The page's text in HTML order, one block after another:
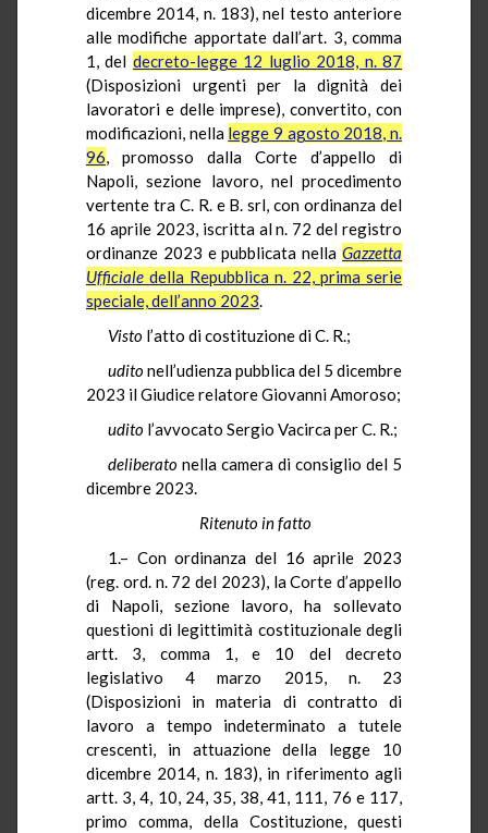
dicembre 2014, n. 183), nel testo anteriore
alle modifiche apportate dall’art. 3, comma
1, del decreto-legge 12 luglio 2018, n. 87
(Disposizioni urgenti per la dignità dei
lavoratori e delle imprese), convertito, con
modificazioni, nella legge 9 agosto 2018, n.
96, promosso dalla Corte d’appello di
Napoli, sezione lavoro, nel procedimento
vertente tra C. R. e B. srl, con ordinanza del
16 aprile 2023, iscritta al n. 72 del registro
ordinanze 2023 e pubblicata nella Gazzetta
Ufficiale della Repubblica n. 22, prima serie
speciale, dell’anno 2023.
Visto l’atto di costituzione di C. R.;
uditonell’udienza pubblica del 5 dicembre
2023 il Giudice relatore Giovanni Amoroso;
udito l’avvocato Sergio Vacirca per C. R.;
deliberato nella camera di consiglio del 5
dicembre 2023.
Ritenuto in fatto
1.– Con ordinanza del 16 aprile 2023
(reg. ord. n. 72 del 2023), la Corte d’appello
di Napoli, sezione lavoro, ha sollevato
questioni di legittimità costituzionale degli
artt. 3, comma 1, e 10 del decreto
legislativo 4 marzo 2015, n. 23
(Disposizioni in materia di contratto di
lavoro a tempo indeterminato a tutele
crescenti, in attuazione della legge 10
dicembre 2014, n. 183), in riferimento agli
artt. 3, 4, 10, 24, 35, 38, 41, 111, 76 e 117,
primo comma, della Costituzione, questi